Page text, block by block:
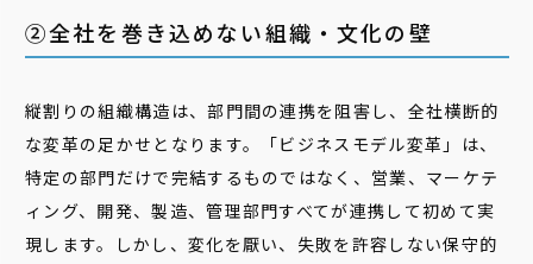
②全社を巻き込めない組織・文化の壁
縦割りの組織構造は、部門間の連携を阻害し、全社横断的
な変革の足かせとなります。「ビジネスモデル変革」は、
特定の部門だけで完結するものではなく、営業、マーケテ
ィング、開発、製造、管理部門すべてが連携して初めて実
現します。しかし、変化を厭い、失敗を許容しない保守的